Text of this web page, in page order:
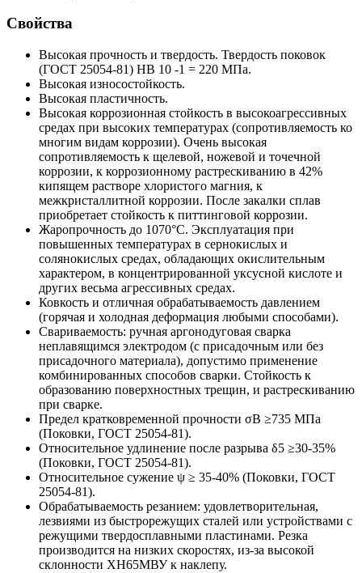
Свойства
Высокая прочность и твердость. Твердость поковок
(ГОСТ 25054-81) HB 10 -1 = 220 МПа.
Высокая износостойкость.
Высокая пластичность.
Высокая коррозионная стойкость в высокоагрессивных
средах при высоких температурах (сопротивляемость ко
многим видам коррозии). Очень высокая
сопротивляемость к щелевой, ножевой и точечной
коррозии, к коррозионному растрескиванию в 42%
кипящем растворе хлористого магния, к
межкристаллитной коррозии. После закалки сплав
приобретает стойкость к питтинговой коррозии.
Жаропрочность до 1070°С. Эксплуатация при
повышенных температурах в сернокислых и
солянокислых средах, обладающих окислительным
характером, в концентрированной уксусной кислоте и
других весьма агрессивных средах.
Ковкость и отличная обрабатываемость давлением
(горячая и холодная деформация любыми способами).
Свариваемость: ручная аргонодуговая сварка
неплавящимся электродом (с присадочным или без
присадочного материала), допустимо применение
комбинированных способов сварки. Стойкость к
образованию поверхностных трещин, и растрескиванию
при сварке.
Предел кратковременной прочности σB ≥735 МПа
(Поковки, ГОСТ 25054-81).
Относительное удлинение после разрыва δ5 ≥30-35%
(Поковки, ГОСТ 25054-81).
Относительное сужение ψ ≥ 35-40% (Поковки, ГОСТ
25054-81).
Обрабатываемость резанием: удовлетворительная,
лезвиями из быстрорежущих сталей или устройствами с
режущими твердосплавными пластинами. Резка
производится на низких скоростях, из-за высокой
склонности ХН65МВУ к наклепу.